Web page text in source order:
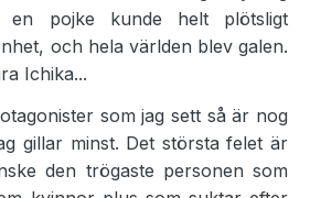
en pojke kunde helt plötsligt
och hela världen blev galen.
Ichika...
som jag sett så är nog
gillar minst. Det största felet är
den trögaste personen som